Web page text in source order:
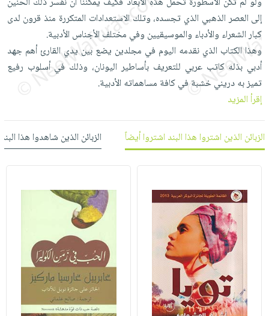
ملابس
مطرزات
حقائب
عناية
صابون
أطفال
مناسبات
iKitab
بلا
حدود
نيل
وفرات
عن
الشركة
سياسة
فيديوهات
أسئلة
يتكرر
خدمات
وفرات
انشر
تواصل
معنا
حسابك
لائحة
عربة
نشرة
الإصدارات
إلى العصر الذهبي الذي تجسده، وتلك الاستعدادات المتكررة منذ قرون لدى
كبار الشعراء والأدباء والموسيقيين وفي مختلف الأجناس الأدبية.
وهذا الكتاب الذي نقدمه اليوم في مجلدين يضع بين يدي القارئ أهم جهد
أدبي بذله كاتب عربي للتعريف بأساطير اليونان، وذلك في أسلوب رفيع
تميز به دريني خشبة في كافة مساهماته الأدبية.
إقرأ المزيد
الزبائن الذين اشتروا هذا البند اشتروا أيضاً الزبائن الذين شاهدوا هذا